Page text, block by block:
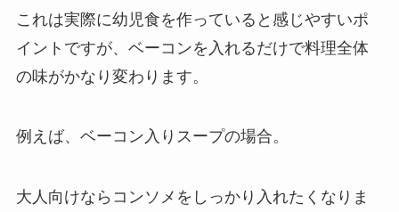
これは実際に幼児食を作っていると感じやすいポ
イントですが、ベーコンを入れるだけで料理全体
の味がかなり変わります。
例えば、ベーコン入りスープの場合。
大人向けならコンソメをしっかり入れたくなりま